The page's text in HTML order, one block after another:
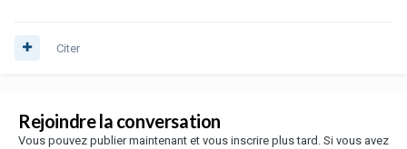
Citer
Rejoindre la conversation
Vous pouvez publier maintenant et vous inscrire plus tard. Si vous avez